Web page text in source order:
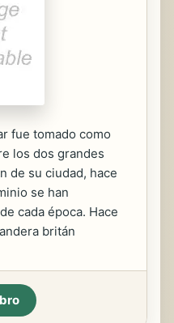
fue tomado como
los dos grandes
de su ciudad, hace
se han
cada época. Hace
britán